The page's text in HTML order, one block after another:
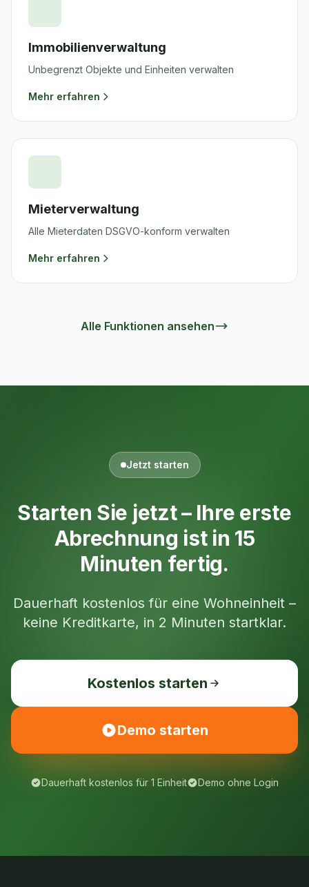
Immobilienverwaltung
Unbegrenzt Objekte und Einheiten verwalten
Mehr erfahren
Mieterverwaltung
Alle Mieterdaten DSGVO-konform verwalten
Mehr erfahren
Alle Funktionen ansehen
Jetzt starten
Starten Sie jetzt –Ihre erste
Abrechnung ist in 15
Minuten fertig.
Dauerhaft kostenlos für eine Wohneinheit –
keine Kreditkarte, in 2 Minuten startklar.
Kostenlos starten
Demo starten
Dauerhaft kostenlos für 1 Einheit Demo ohne Login